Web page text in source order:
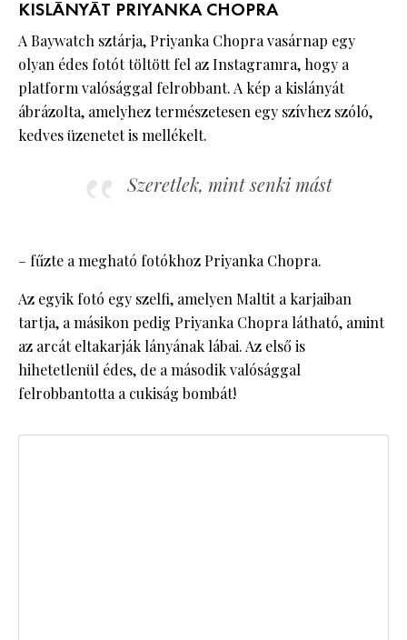
KISLÁNYÁT PRIYANKA CHOPRA
A Baywatch sztárja, Priyanka Chopra vasárnap egy
olyan édes fotót töltött fel az Instagramra, hogy a
platform valósággal felrobbant. A kép a kislányát
ábrázolta, amelyhez természetesen egy szívhez szóló,
kedves üzenetet is mellékelt.
Szeretlek, mint senki mást
– fűzte a megható fotókhoz Priyanka Chopra.
Az egyik fotó egy szelfi, amelyen Maltit a karjaiban
tartja, a másikon pedig Priyanka Chopra látható, amint
az arcát eltakarják lányának lábai. Az első is
hihetetlenül édes, de a második valósággal
felrobbantotta a cukiság bombát!